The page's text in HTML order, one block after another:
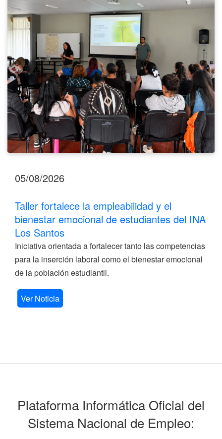
y
el
bienestar
emocional
de
estudiantes
del
INA
Los
Santos
05/08/2026
Taller fortalece la empleabilidad y el
bienestar emocional de estudiantes del INA
Los Santos
Iniciativa orientada a fortalecer tanto las competencias
para la inserción laboral como el bienestar emocional
de la población estudiantil.
Ver Noticia
Plataforma Informática Oficial del
Sistema Nacional de Empleo: